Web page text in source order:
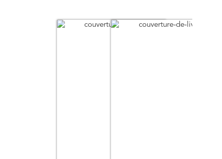
femme est un ouvrage pour dénoncer l’insoutenable et un